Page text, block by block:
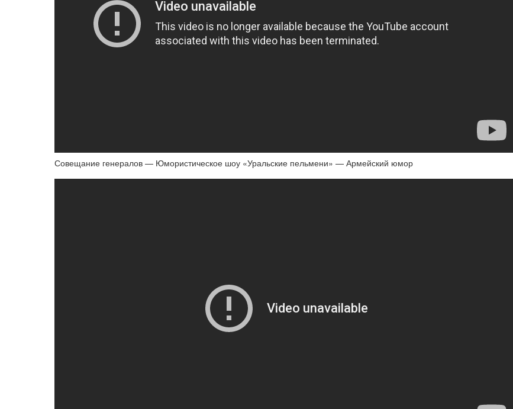
Совещание генералов — Юмористическое шоу «Уральские пельмени» — Армейский юмор